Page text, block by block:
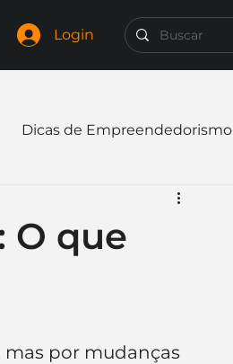
Login
Dicas de Empreendedorismo
Frases Logotipo
O que
por mudanças